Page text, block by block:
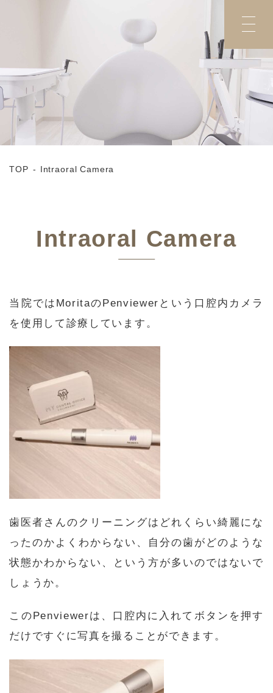
TOP Intraoral Camera
Intraoral Camera
当院ではMoritaのPenviewerという口腔内カメラ
を使用して診療しています。
歯医者さんのクリーニングはどれくらい綺麗にな
ったのかよくわからない、自分の歯がどのような
状態かわからない、という方が多いのではないで
しょうか。
このPenviewerは、口腔内に入れてボタンを押す
だけですぐに写真を撮ることができます。